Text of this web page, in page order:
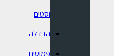
וסטים
הבדלה
פמוטים